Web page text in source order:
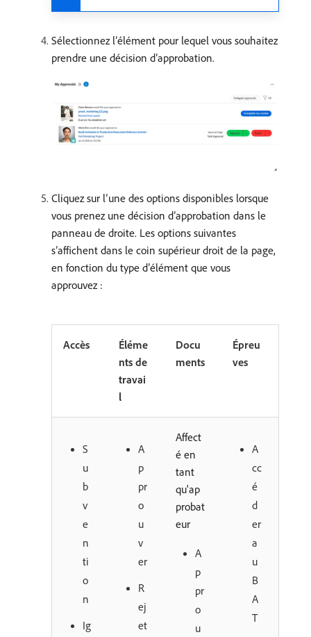
Sélectionnez l’élément pour lequel vous souhaitez
prendre une décision d’approbation.
Cliquez sur l’une des options disponibles lorsque
vous prenez une décision d’approbation dans le
panneau de droite. Les options suivantes
s’affichent dans le coin supérieur droit de la page,
en fonction du type d’élément que vous
approuvez :
Accès
Éléme
nts de
travai
l
Docu
ments
Épreu
ves
S
u
b
v
e
n
ti
o
n
Ig
A
p
pr
o
u
v
er
R
ej
et
Affect
é en
tant
qu'ap
probat
eur
A
p
pr
o
u
A
cc
é
d
er
a
u
B
A
T